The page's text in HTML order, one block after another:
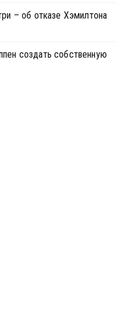
– об отказе Хэмилтона
создать собственную